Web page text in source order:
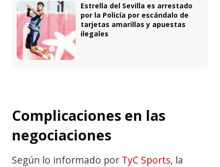
Estrella del Sevilla es arrestado
por la Policía por escándalo de
tarjetas amarillas y apuestas
ilegales
Complicaciones en las
negociaciones
Según lo informado por TyC Sports, la